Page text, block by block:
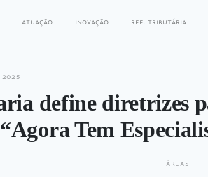
atuação inovação ref. tributária
define diretrizes
Tem
áreas